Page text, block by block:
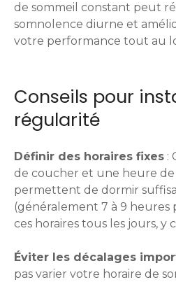
de sommeil constant peut
somnolence diurne et
votre performance tout au
Conseils pour
régularité
Définir des horaires fixes :
de coucher et une heure
permettent de dormir
(généralement 7 à 9 heures
ces horaires tous les jours, y
Éviter les décalages
pas varier votre horaire de